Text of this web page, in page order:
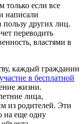
только если все
написали
пользу других лиц.
переводить
властями в
каждый гражданин
в бесплатной
жизни.
лица,
из родителей. Эти
на еще одну